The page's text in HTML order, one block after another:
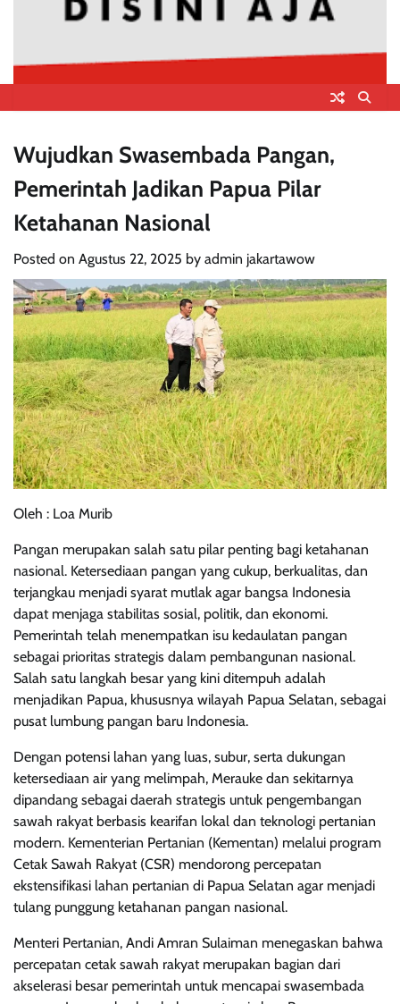
Wujudkan Swasembada Pangan,
Pemerintah Jadikan Papua Pilar
Ketahanan Nasional
Posted on Agustus 22, 2025 by admin jakartawow
Oleh : Loa Murib
Pangan merupakan salah satu pilar penting bagi ketahanan
nasional. Ketersediaan pangan yang cukup, berkualitas, dan
terjangkau menjadi syarat mutlak agar bangsa Indonesia
dapat menjaga stabilitas sosial, politik, dan ekonomi.
Pemerintah telah menempatkan isu kedaulatan pangan
sebagai prioritas strategis dalam pembangunan nasional.
Salah satu langkah besar yang kini ditempuh adalah
menjadikan Papua, khususnya wilayah Papua Selatan, sebagai
pusat lumbung pangan baru Indonesia.
Dengan potensi lahan yang luas, subur, serta dukungan
ketersediaan air yang melimpah, Merauke dan sekitarnya
dipandang sebagai daerah strategis untuk pengembangan
sawah rakyat berbasis kearifan lokal dan teknologi pertanian
modern. Kementerian Pertanian (Kementan) melalui program
Cetak Sawah Rakyat (CSR) mendorong percepatan
ekstensifikasi lahan pertanian di Papua Selatan agar menjadi
tulang punggung ketahanan pangan nasional.
Menteri Pertanian, Andi Amran Sulaiman menegaskan bahwa
percepatan cetak sawah rakyat merupakan bagian dari
akselerasi besar pemerintah untuk mencapai swasembada